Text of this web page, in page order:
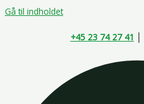
Gå til indholdet
+45 23 74 27 41